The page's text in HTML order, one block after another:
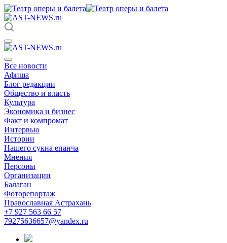
Все новости
Афиша
Блог редакции
Общество и власть
Культура
Экономика и бизнес
Факт и компромат
Интервью
Истории
Нашего сукна епанча
Мнения
Персоны
Организации
Балаган
Фоторепортаж
Православная Астрахань
+7 927 563 66 57
79275636657@yandex.ru